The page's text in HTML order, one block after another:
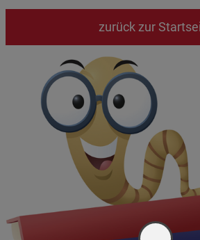
zurück zur